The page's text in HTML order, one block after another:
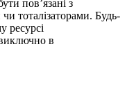
пов’язані з
тоталізаторами. Будь-
ресурсі
в